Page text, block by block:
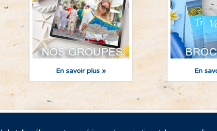
En savoir plus » En